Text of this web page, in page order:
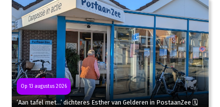
Op 13 augustus 2026
‘Aan tafel met…’ dichteres Esther van Gelderen in PostaanZee 🗓